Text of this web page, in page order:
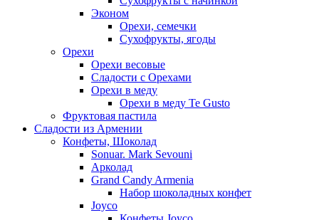
Эконом
Орехи, семечки
Сухофрукты, ягоды
Орехи
Орехи весовые
Сладости с Орехами
Орехи в меду
Орехи в меду Te Gusto
Фруктовая пастила
Сладости из Армении
Конфеты, Шоколад
Sonuar. Mark Sevouni
Арколад
Grand Candy Armenia
Набор шоколадных конфет
Joyco